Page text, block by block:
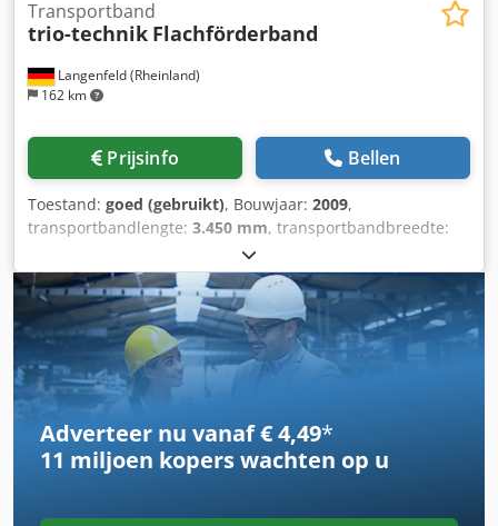
Langenfeld (Rheinland)
162 km
Transportband
trio-technik Flachförderband
Prijsinfo Bellen
Toestand: goed (gebruikt), Bouwjaar: 2009,
transportbandlengte: 3.450 mm, transportbandbreedte:
1.150 mm
technologie L 4 - B 04 Voorraadnr.: 503446 Type machine/
Type apparaat: Transportband Fabrikant: Trio-Technik
Type: Vlakke transportband Bouwjaar: 2009 Dcodpfx Amjxa
Am Do Rsk Hoogte verstelbaar van 400 mm - 1150 mm
Loshoogte: 1150 Vlakke transportband: Bandbreedte: 480
mm Bandlengte: 3450 mm
Adverteer nu vanaf € 4,49*
11 miljoen koperswachten op u